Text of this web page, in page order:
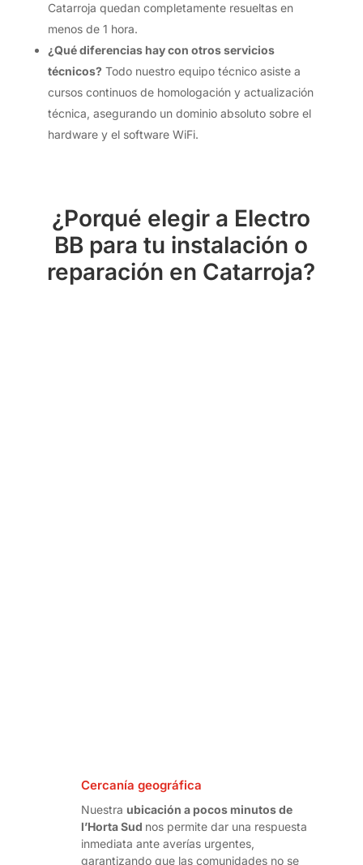
Catarroja quedan completamente resueltas en
menos de 1 hora.
¿Qué diferencias hay con otros servicios
técnicos? Todo nuestro equipo técnico asiste a
cursos continuos de homologación y actualización
técnica, asegurando un dominio absoluto sobre el
hardware y el software WiFi.
¿Porqué elegir a Electro
BB para tu instalación o
reparación en Catarroja?
Cercanía geográfica
Nuestra ubicación a pocos minutos de
l’Horta Sud nos permite dar una respuesta
inmediata ante averías urgentes,
garantizando que las comunidades no se